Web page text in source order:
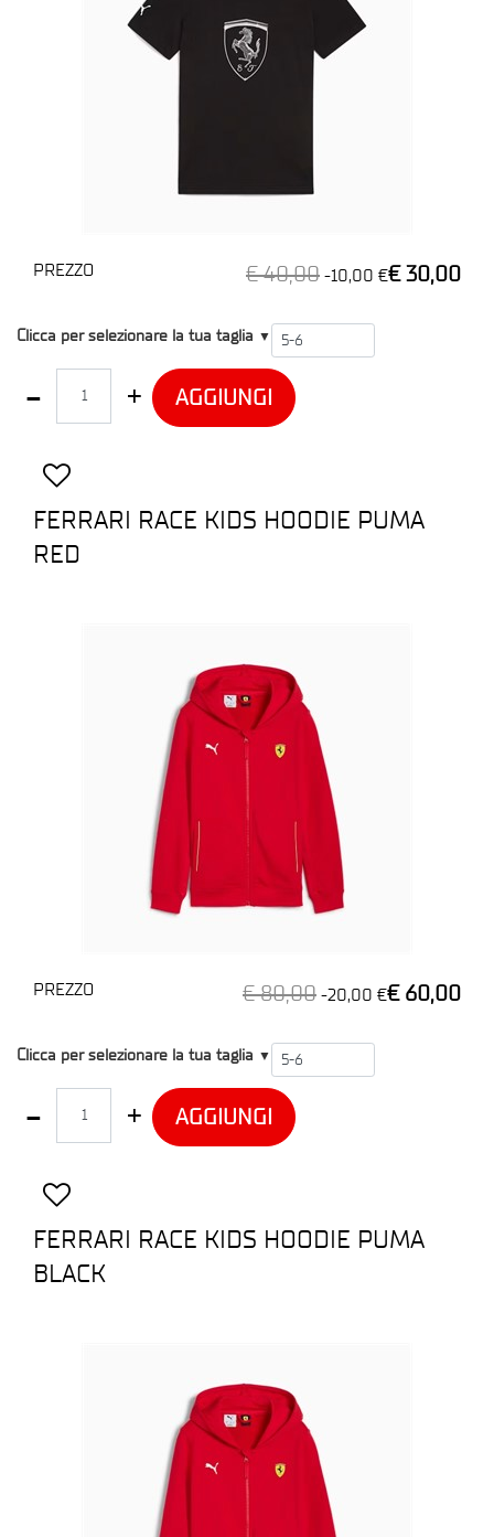
PREZZO € 40,00 -10,00 €€ 30,00
T2
Clicca per selezionare la tua taglia ▼
AGGIUNGI
FERRARI RACE KIDS HOODIE PUMA
RED
PREZZO € 80,00 -20,00 €€ 60,00
T2
Clicca per selezionare la tua taglia ▼
AGGIUNGI
FERRARI RACE KIDS HOODIE PUMA
BLACK